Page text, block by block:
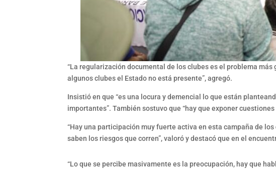
“La regularización documental de los clubes es el problema
algunos clubes el Estado no está presente”, agregó.
Insistió en que “es una locura y demencial lo que están
importantes”. También sostuvo que “hay que exponer
“Hay una participación muy fuerte activa en esta campaña de
saben los riesgos que corren”, valoró y destacó que en el
“Lo que se percibe masivamente es la preocupación, hay que